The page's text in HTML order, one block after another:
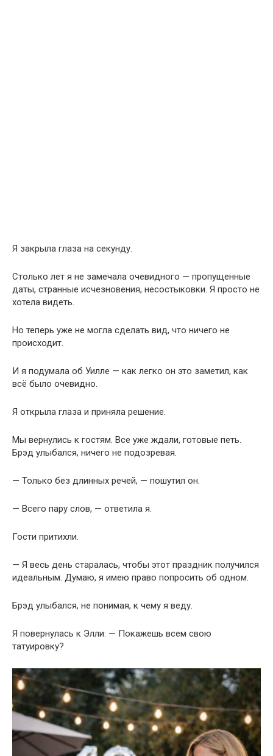
Я закрыла глаза на секунду.
Столько лет я не замечала очевидного — пропущенные
даты, странные исчезновения, несостыковки. Я просто не
хотела видеть.
Но теперь уже не могла сделать вид, что ничего не
происходит.
И я подумала об Уилле — как легко он это заметил, как
всё было очевидно.
Я открыла глаза и приняла решение.
Мы вернулись к гостям. Все уже ждали, готовые петь.
Брэд улыбался, ничего не подозревая.
— Только без длинных речей, — пошутил он.
— Всего пару слов, — ответила я.
Гости притихли.
— Я весь день старалась, чтобы этот праздник получился
идеальным. Думаю, я имею право попросить об одном.
Брэд улыбался, не понимая, к чему я веду.
Я повернулась к Элли: — Покажешь всем свою
татуировку?